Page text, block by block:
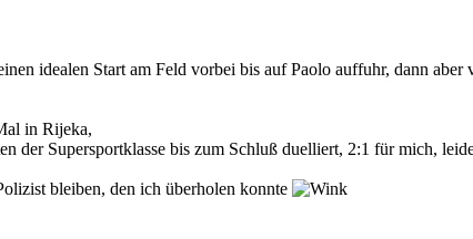
idealen Start am Feld vorbei bis auf Paolo auffuhr, dann
in Rijeka,
der Supersportklasse bis zum Schluß duelliert, 2:1 für mich,
bleiben, den ich überholen konnte